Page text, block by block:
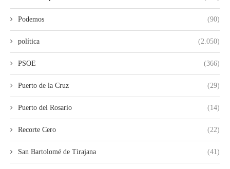
Podemos (90)
política (2.050)
PSOE (366)
Puerto de la Cruz (29)
Puerto del Rosario (14)
Recorte Cero (22)
San Bartolomé de Tirajana (41)